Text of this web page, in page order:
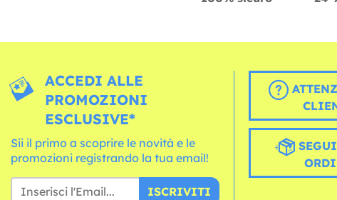
ACCEDI ALLE
PROMOZIONI
ESCLUSIVE*
Sii il primo a scoprire le novità e le
promozioni registrando la tua email!
ISCRIVITI